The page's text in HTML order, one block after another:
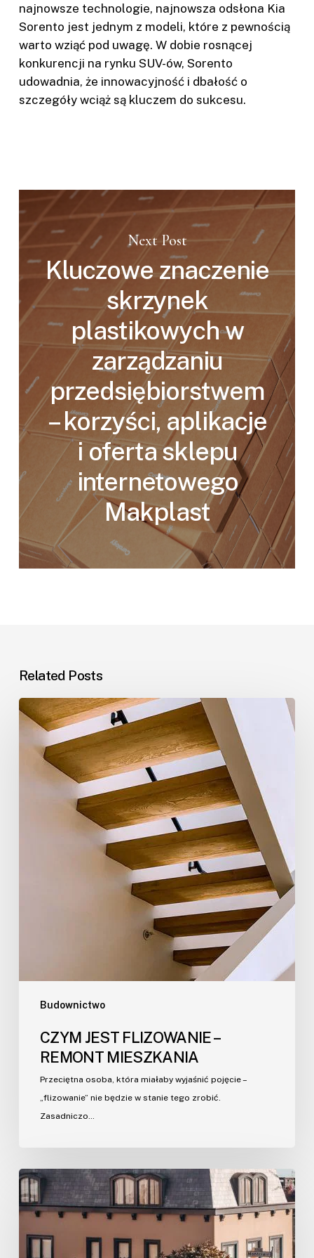
najnowsze technologie, najnowsza odsłona Kia
Sorento jest jednym z modeli, które z pewnością
warto wziąć pod uwagę. W dobie rosnącej
konkurencji na rynku SUV-ów, Sorento
udowadnia, że innowacyjność i dbałość o
szczegóły wciąż są kluczem do sukcesu.
Next Post
Kluczowe znaczenie
skrzynek
plastikowych w
zarządzaniu
przedsiębiorstwem
– korzyści, aplikacje
i oferta sklepu
internetowego
Makplast
Related Posts
Budownictwo
CZYM JEST FLIZOWANIE –
REMONT MIESZKANIA
Przeciętna osoba, która miałaby wyjaśnić pojęcie –
„flizowanie” nie będzie w stanie tego zrobić.
Zasadniczo…